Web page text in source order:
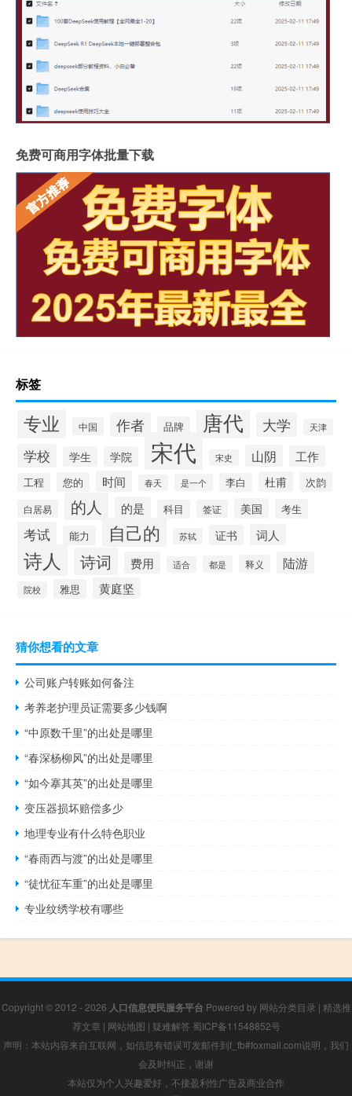
免费可商用字体批量下载
标签
专业 中国 作者 品牌 唐代 大学 天津
学校 学生 学院 宋代 宋史 山阴 工作
工程 您的 时间 春天 是一个 李白 杜甫 次韵
白居易 的人 的是 科目 签证 美国 考生
考试 能力 自己的 苏轼 证书 词人
诗人 诗词 费用 适合 都是 释义 陆游
院校 雅思 黄庭坚
猜你想看的文章
公司账户转账如何备注
考养老护理员证需要多少钱啊
“中原数千里”的出处是哪里
“春深杨柳风”的出处是哪里
“如今搴其英”的出处是哪里
变压器损坏赔偿多少
地理专业有什么特色职业
“春雨西与渡”的出处是哪里
“徒忧征车重”的出处是哪里
专业纹绣学校有哪些
Copyright © 2012 - 2026 人口信息便民服务平台 Powered by 网站分类目录 | 精选推
荐文章 | 网站地图 | 疑难解答 蜀ICP备11548852号
声明：本站内容来自互联网，如信息有错误可发邮件到f_fb#foxmail.com说明，我们
会及时纠正，谢谢
本站仅为个人兴趣爱好，不接盈利性广告及商业合作